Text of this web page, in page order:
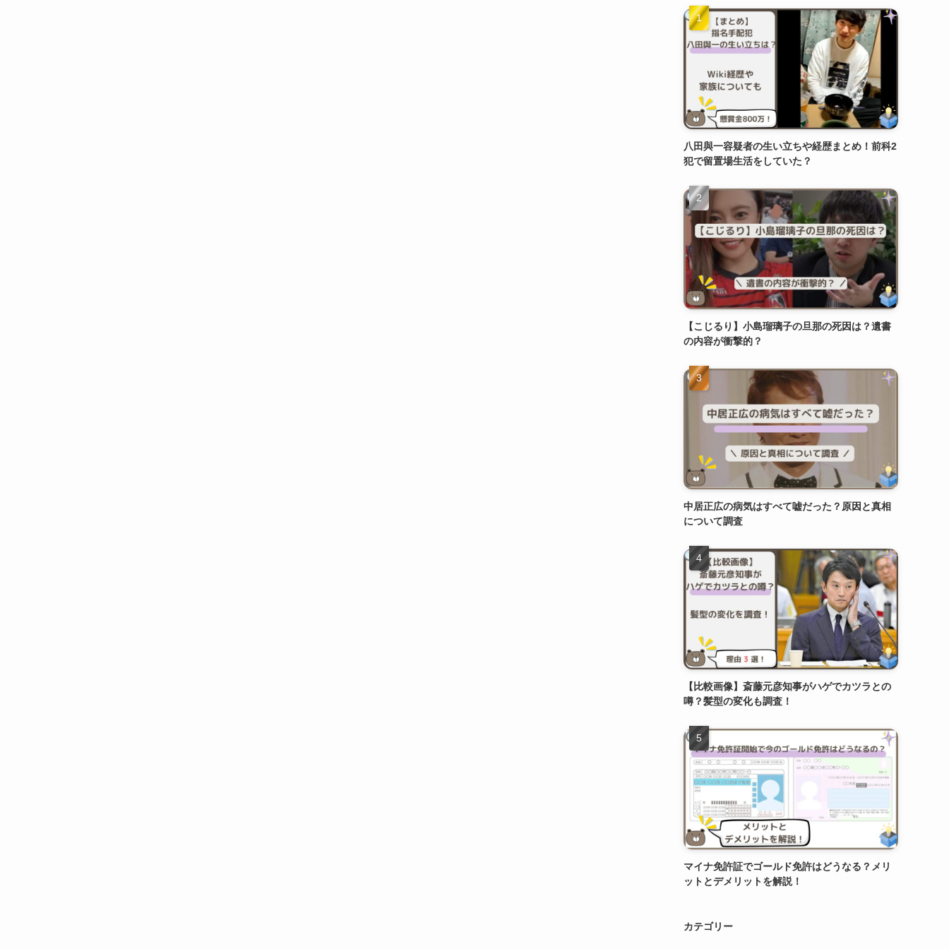
八田與一容疑者の生い立ちや経歴まとめ！前科2
犯で留置場生活をしていた？
【こじるり】小島瑠璃子の旦那の死因は？遺書
の内容が衝撃的？
中居正広の病気はすべて嘘だった？原因と真相
について調査
【比較画像】斎藤元彦知事がハゲでカツラとの
噂？髪型の変化も調査！
マイナ免許証でゴールド免許はどうなる？メリ
ットとデメリットを解説！
カテゴリー